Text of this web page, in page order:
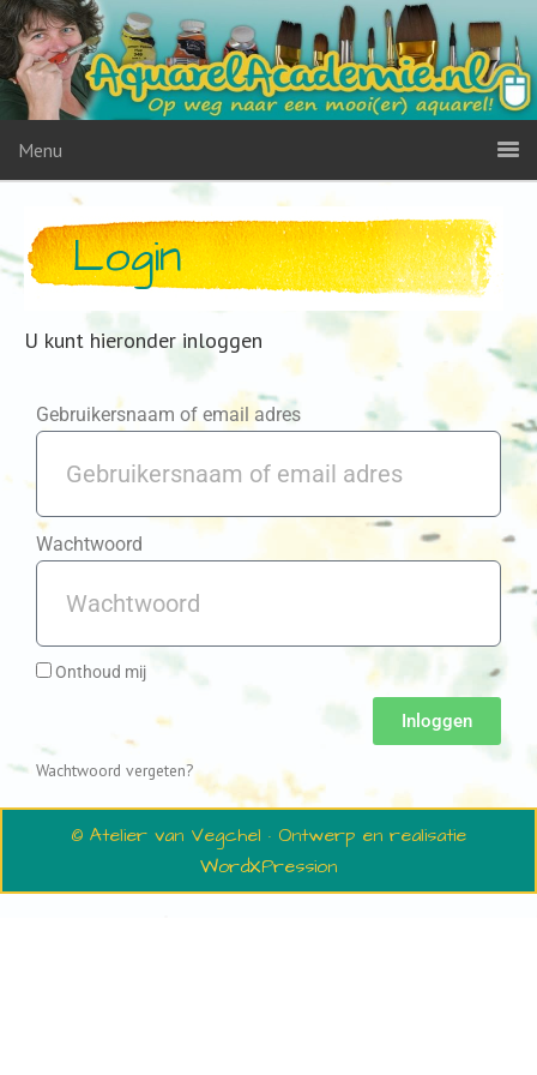
Menu
Login
U kunt hieronder inloggen
Gebruikersnaam of email adres
Wachtwoord
Onthoud mij
Inloggen
Wachtwoord vergeten?
© Atelier van Vegchel · Ontwerp en realisatie
WordXPression